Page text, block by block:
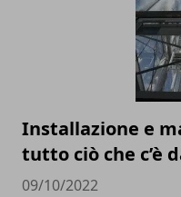
Installazione e
tutto ciò che c’è
09/10/2022